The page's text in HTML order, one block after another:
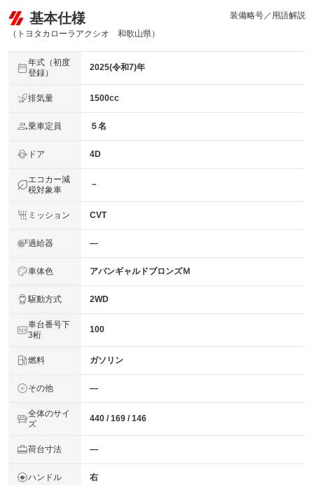
基本仕様
（トヨタカローラアクシオ 和歌山県）
装備略号／用語解説
年式（初度
登録）
2025(令和7)年
排気量 1500cc
乗車定員 ５名
ドア 4D
エコカー減
税対象車
－
ミッション CVT
過給器 ―
車体色 アバンギャルドブロンズＭ
駆動方式 2WD
車台番号下
3桁
100
燃料 ガソリン
その他 ―
全体のサイ
ズ
440 / 169 / 146
荷台寸法 ―
ハンドル 右